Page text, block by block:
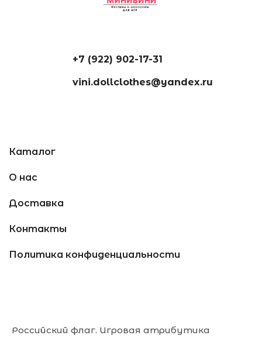
+7 (922) 902-17-31
vini.dollclothes@yandex.ru
Каталог
О нас
Доставка
Контакты
Политика конфиденциальности
Российский флаг. Игровая атрибутика